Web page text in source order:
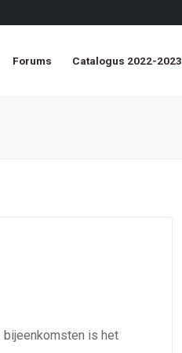
Forums Catalogus 2022-2023
bijeenkomsten is het